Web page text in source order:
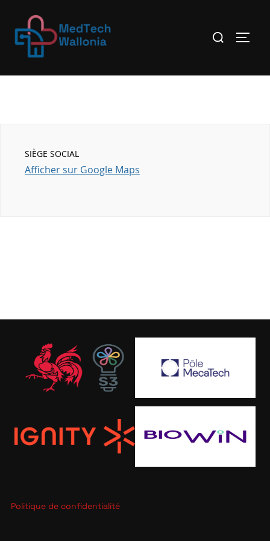
SIÈGE SOCIAL
Afficher sur Google Maps
Politique de confidentialité